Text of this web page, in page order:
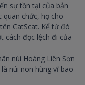
sự tồn tại của bản
quan chức, họ cho
CatScat. Kể từ đó
cách đọc lệch đi của
núi Hoàng Liên Sơn
núi non hùng vĩ bao